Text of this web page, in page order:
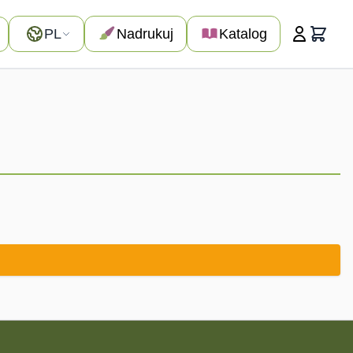
Język
PL Nadrukuj Katalog Koszyk